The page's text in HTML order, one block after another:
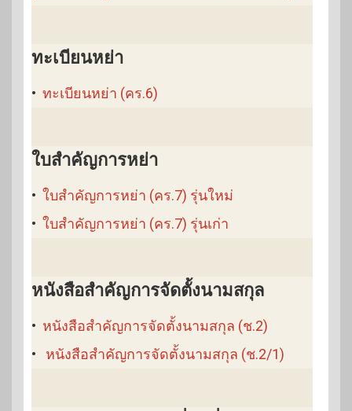
ทะเบียนหย่า
• ทะเบียนหย่า (คร.6)
ใบสำคัญการหย่า
• ใบสำคัญการหย่า (คร.7) รุ่นใหม่
• ใบสำคัญการหย่า (คร.7) รุ่นเก่า
หนังสือสำคัญการจัดตั้งนามสกุล
• หนังสือสำคัญการจัดตั้งนามสกุล (ช.2)
•
หนังสือสำคัญการจัดตั้งนามสกุล (ช.2/1)